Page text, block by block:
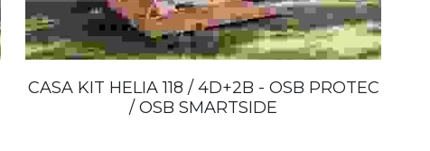
CASA KIT HELIA 118 / 4D+2B - OSB PROTEC
/ OSB SMARTSIDE